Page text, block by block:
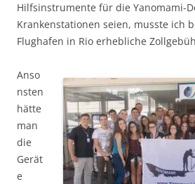
Hilfsinstrumente für die Yanomami-
Krankenstationen seien, musste ich
Flughafen in Rio erhebliche
Anso
nsten
hätte
man
die
Gerät
e